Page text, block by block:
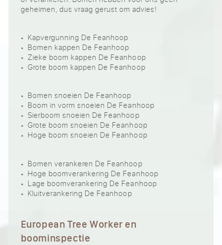
geheimen, dus vraag gerust om advies!
Kapvergunning De Feanhoop
Bomen kappen De Feanhoop
Zieke boom kappen De Feanhoop
Grote boom kappen De Feanhoop
Bomen snoeien De Feanhoop
Boom in vorm snoeien De Feanhoop
Sierboom snoeien De Feanhoop
Grote boom snoeien De Feanhoop
Hoge boom snoeien De Feanhoop
Bomen verankeren De Feanhoop
Hoge boomverankering De Feanhoop
Lage boomverankering De Feanhoop
Kluitverankering De Feanhoop
European Tree Worker en
boominspectie